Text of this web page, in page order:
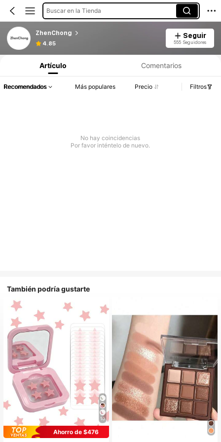
Buscar en la Tienda
ZhenChong
4.85
Seguir
555 Seguidores
Artículo Comentarios
Recomendados Más populares Precio Filtros
No hay coincidencias
Por favor inténtelo de nuevo.
También podría gustarte
10
Ahorro de $476